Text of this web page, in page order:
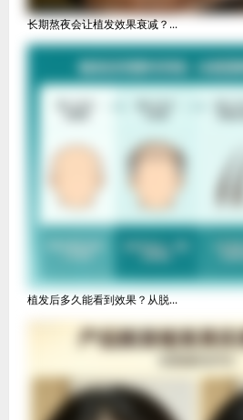
长期熬夜会让植发效果衰减？...
植发后多久能看到效果？从脱...